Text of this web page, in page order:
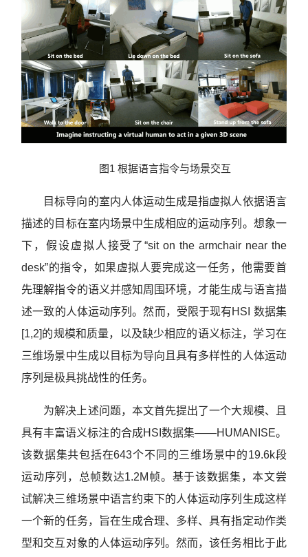
图1 根据语言指令与场景交互
目标导向的室内人体运动生成是指虚拟人依据语言
描述的目标在室内场景中生成相应的运动序列。想象一
下，假设虚拟人接受了“sit on the armchair near the
desk”的指令，如果虚拟人要完成这一任务，他需要首
先理解指令的语义并感知周围环境，才能生成与语言描
述一致的人体运动序列。然而，受限于现有HSI 数据集
[1,2]的规模和质量，以及缺少相应的语义标注，学习在
三维场景中生成以目标为导向且具有多样性的人体运动
序列是极具挑战性的任务。
为解决上述问题，本文首先提出了一个大规模、且
具有丰富语义标注的合成HSI数据集——HUMANISE。
该数据集共包括在643个不同的三维场景中的19.6k段
运动序列，总帧数达1.2M帧。基于该数据集，本文尝
试解决三维场景中语言约束下的人体运动序列生成这样
一个新的任务，旨在生成合理、多样、具有指定动作类
型和交互对象的人体运动序列。然而，该任务相比于此